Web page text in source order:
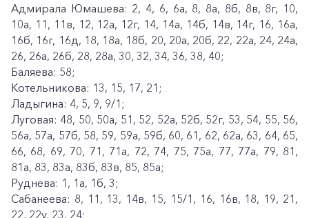
Адмирала Юмашева: 2, 4, 6, 6а, 8, 8а, 8б, 8в, 8г, 10,
10а, 11, 11в, 12, 12а, 12г, 14, 14а, 14б, 14в, 14г, 16, 16а,
16б, 16г, 16д, 18, 18а, 18б, 20, 20а, 20б, 22, 22а, 24, 24а,
26, 26а, 26б, 28, 28а, 30, 32, 34, 36, 38, 40;
Баляева: 58;
Котельникова: 13, 15, 17, 21;
Ладыгина: 4, 5, 9, 9/1;
Луговая: 48, 50, 50а, 51, 52, 52а, 52б, 52г, 53, 54, 55, 56,
56а, 57а, 57б, 58, 59, 59а, 59б, 60, 61, 62, 62а, 63, 64, 65,
66, 68, 69, 70, 71, 71а, 72, 74, 75, 75а, 77, 77а, 79, 81,
81а, 83, 83а, 83б, 83в, 85, 85а;
Руднева: 1, 1а, 1б, 3;
Сабанеева: 8, 11, 13, 14в, 15, 15/1, 16, 16в, 18, 19, 21,
22, 22у, 23, 24;